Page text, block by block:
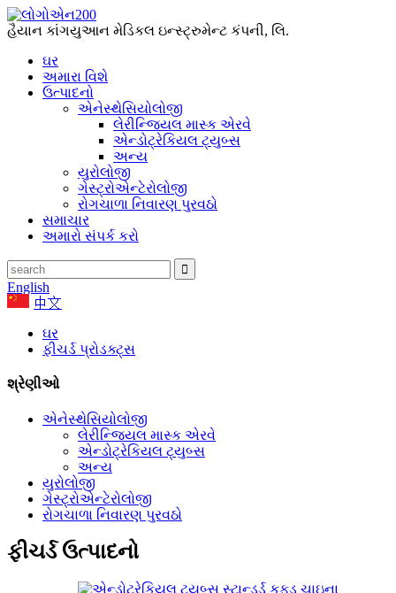
હૈયાન કાંગયુઆન મેડિકલ ઇન્સ્ટ્રુમેન્ટ કંપની, લિ.
ઘર
અમારા વિશે
ઉત્પાદનો
એનેસ્થેસિયોલોજી
લેરીન્જિયલ માસ્ક એરવે
એન્ડોટ્રેકિયલ ટ્યુબ્સ
અન્ય
યુરોલોજી
ગેસ્ટ્રોએન્ટેરોલોજી
રોગચાળા નિવારણ પુરવઠો
સમાચાર
અમારો સંપર્ક કરો
English
中文
ઘર
ફીચર્ડ પ્રોડક્ટ્સ
શ્રેણીઓ
એનેસ્થેસિયોલોજી
લેરીન્જિયલ માસ્ક એરવે
એન્ડોટ્રેકિયલ ટ્યુબ્સ
અન્ય
યુરોલોજી
ગેસ્ટ્રોએન્ટેરોલોજી
રોગચાળા નિવારણ પુરવઠો
ફીચર્ડ ઉત્પાદનો